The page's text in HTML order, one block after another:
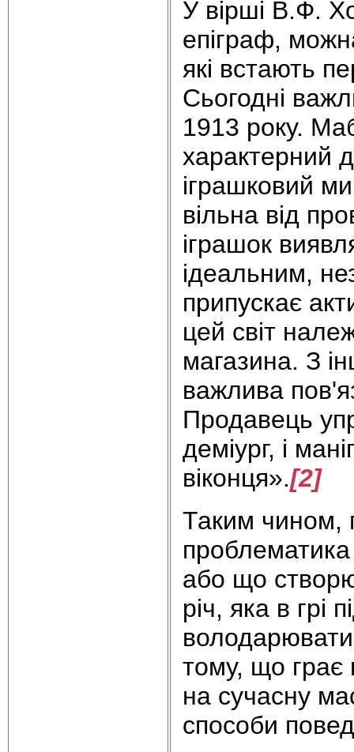
У вірші В.Ф.
епіграф,
які встають
Сьогодні
1913 року.
характерний
іграшковий
вільна від
іграшок
ідеальним,
припускає
цей світ
магазина. З
важлива
Продавець
деміург, і
віконця».[2]
Таким чином,
або що
річ, яка в грі
тому, що грає
на сучасну
способи